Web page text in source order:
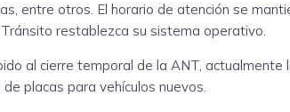
entre otros. El horario de atención se
restablezca su sistema operativo.
al cierre temporal de la ANT,
placas para vehículos nuevos.